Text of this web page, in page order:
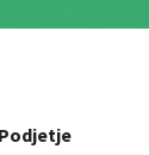
Podjetje